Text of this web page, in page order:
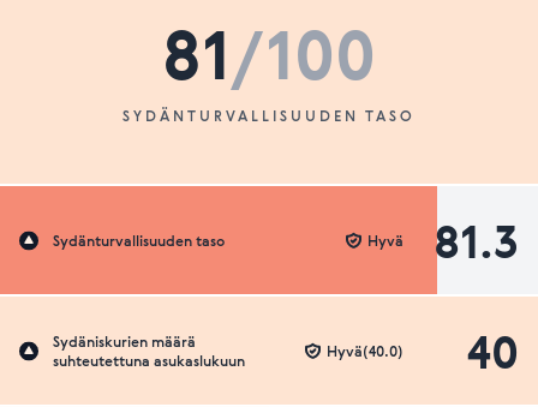
81/100
SYDÄNTURVALLISUUDEN TASO
Sydänturvallisuuden taso 81.3
Hyvä
Sydäniskurien määrä
suhteutettuna asukaslukuun
40
Hyvä(40.0)